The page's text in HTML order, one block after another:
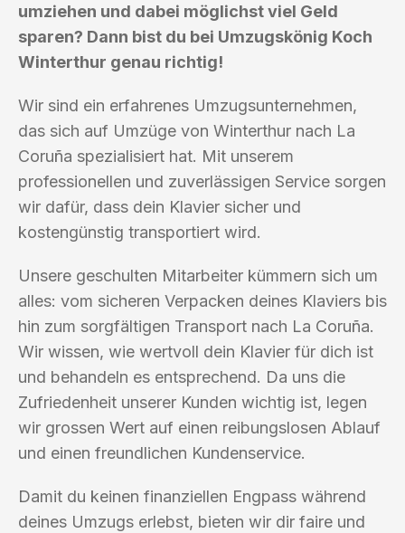
umziehen und dabei möglichst viel Geld
sparen? Dann bist du bei Umzugskönig Koch
Winterthur genau richtig!
Wir sind ein erfahrenes Umzugsunternehmen,
das sich auf Umzüge von Winterthur nach La
Coruña spezialisiert hat. Mit unserem
professionellen und zuverlässigen Service sorgen
wir dafür, dass dein Klavier sicher und
kostengünstig transportiert wird.
Unsere geschulten Mitarbeiter kümmern sich um
alles: vom sicheren Verpacken deines Klaviers bis
hin zum sorgfältigen Transport nach La Coruña.
Wir wissen, wie wertvoll dein Klavier für dich ist
und behandeln es entsprechend. Da uns die
Zufriedenheit unserer Kunden wichtig ist, legen
wir grossen Wert auf einen reibungslosen Ablauf
und einen freundlichen Kundenservice.
Damit du keinen finanziellen Engpass während
deines Umzugs erlebst, bieten wir dir faire und